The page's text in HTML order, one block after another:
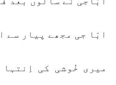
ابّا جی مجھے پیار سے
میری خُوشی کی